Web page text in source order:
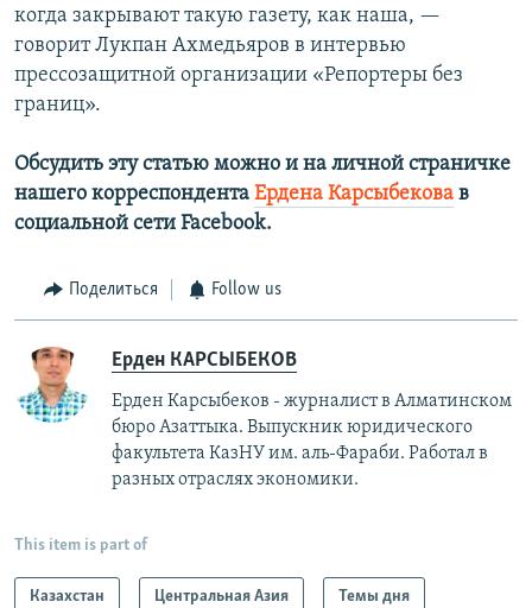
когда закрывают такую газету, как наша, —
говорит Лукпан Ахмедьяров в интервью
прессозащитной организации «Репортеры без
границ».
Обсудить эту статью можно и на личной страничке
нашего корреспондента Ердена Карсыбекова в
социальной сети Facebook.
Поделиться Follow us
Ерден КАРСЫБЕКОВ
Ерден Карсыбеков - журналист в Алматинском
бюро Азаттыка. Выпускник юридического
факультета КазНУ им. аль-Фараби. Работал в
разных отраслях экономики.
This item is part of
Казахстан Центральная Азия Темы дня